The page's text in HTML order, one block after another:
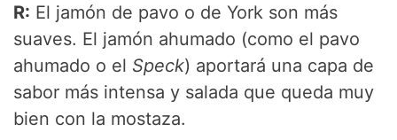
R: El jamón de pavo o de York son más
suaves. El jamón ahumado (como el pavo
ahumado o el Speck) aportará una capa de
sabor más intensa y salada que queda muy
bien con la mostaza.